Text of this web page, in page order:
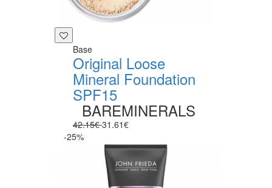
Base
Original Loose
Mineral Foundation
SPF15
BAREMINERALS
42.15€31.61€
-25%